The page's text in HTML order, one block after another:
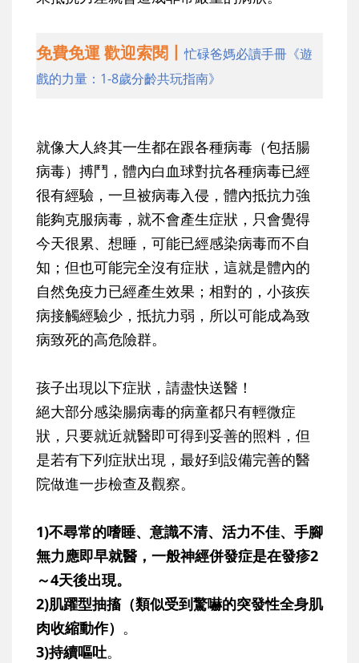
免費免運 歡迎索閱丨忙碌爸媽必讀手冊《遊
戲的力量：1-8歲分齡共玩指南》
就像大人終其一生都在跟各種病毒（包括腸
病毒）搏鬥， 體內白血球對抗各種病毒已經
很有經驗，一旦被病毒入侵，體內抵抗力強
能夠克服病毒，就不會產生症狀，只會覺得
今天很累、想睡，可能已經感染病毒而不自
知；但也可能完全沒有症狀，這就是體內的
自然免疫力已經產生效果；相對的，小孩疾
病接觸經驗少，抵抗力弱，所以可能成為致
病致死的高危險群。
孩子出現以下症狀，請盡快送醫！
絕大部分感染腸病毒的病童都只有輕微症
狀，只要就近就醫即可得到妥善的照料，但
是若有下列症狀出現，最好到設備完善的醫
院做進一步檢查及觀察。
1)不尋常的嗜睡、意識不清、活力不佳、手腳
無力應即早就醫，一般神經併發症是在發疹2
～4天後出現。
2)肌躍型抽搐（類似受到驚嚇的突發性全身肌
肉收縮動作） 。
3)持續嘔吐。